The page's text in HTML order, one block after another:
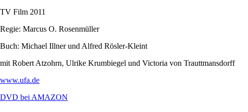
TV Film 2011
Regie: Marcus O. Rosenmüller
Buch: Michael Illner und Alfred Rösler-Kleint
mit Robert Atzohrn, Ulrike Krumbiegel und Victoria von Trauttmansdorff
www.ufa.de
DVD bei AMAZON